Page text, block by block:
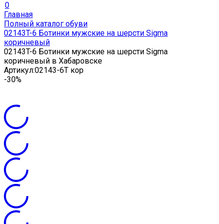
0
Главная
Полный каталог обуви
02143T-6 Ботинки мужские на шерсти Sigma
коричневый
02143T-6 Ботинки мужские на шерсти Sigma
коричневый в Хабаровске
Артикул:02143-6Т кор
-30%